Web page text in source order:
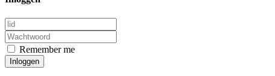
Remember me
Inloggen